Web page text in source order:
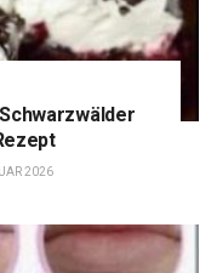
2026